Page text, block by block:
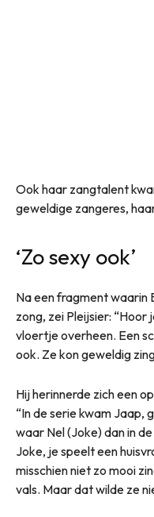
Ook haar zangtalent
geweldige zangeres,
‘Zo sexy ook’
Na een fragment waarin
zong, zei Pleijsier:
vloertje overheen. Een
ook. Ze kon geweldig
Hij herinnerde zich een
“In de serie kwam Jaap,
waar Nel (Joke) dan in
Joke, je speelt een
misschien niet zo mooi
vals. Maar dat wilde ze